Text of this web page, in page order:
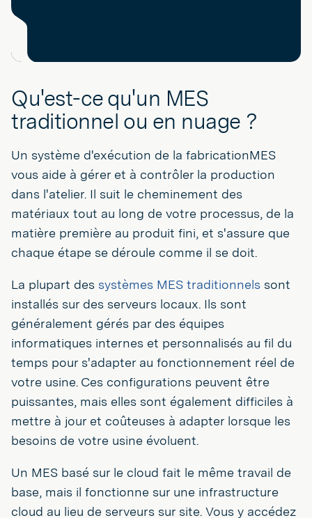
Qu'est-ce qu'un MES
traditionnel ou en nuage ?
Un système d'exécution de la fabricationMES
vous aide à gérer et à contrôler la production
dans l'atelier. Il suit le cheminement des
matériaux tout au long de votre processus, de la
matière première au produit fini, et s'assure que
chaque étape se déroule comme il se doit.
La plupart des systèmes MES traditionnels sont
installés sur des serveurs locaux. Ils sont
généralement gérés par des équipes
informatiques internes et personnalisés au fil du
temps pour s'adapter au fonctionnement réel de
votre usine. Ces configurations peuvent être
puissantes, mais elles sont également difficiles à
mettre à jour et coûteuses à adapter lorsque les
besoins de votre usine évoluent.
Un MES basé sur le cloud fait le même travail de
base, mais il fonctionne sur une infrastructure
cloud au lieu de serveurs sur site. Vous y accédez